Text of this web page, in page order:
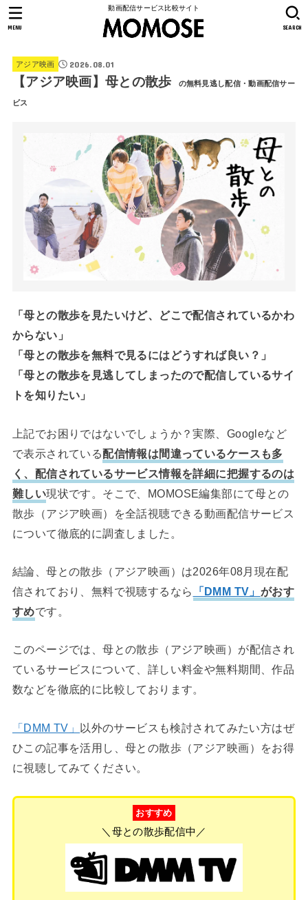
動画配信サービス比較サイト
SEARCH
MENU
アジア映画 2026.08.01
【アジア映画】母との散歩 の無料見逃し配信・動画配信サー
ビス
「母との散歩を見たいけど、どこで配信されているかわ
からない」
「母との散歩を無料で見るにはどうすれば良い？」
「母との散歩を見逃してしまったので配信しているサイ
トを知りたい」
上記でお困りではないでしょうか？実際、Googleなど
で表示されている配信情報は間違っているケースも多
く、配信されているサービス情報を詳細に把握するのは
難しい現状です。そこで、MOMOSE編集部にて母との
散歩（アジア映画）を全話視聴できる動画配信サービス
について徹底的に調査しました。
結論、母との散歩（アジア映画）は2026年08月現在配
信されており、無料で視聴するなら
「DMM TV」 がおす
すめです。
このページでは、母との散歩（アジア映画）が配信され
ているサービスについて、詳しい料金や無料期間、作品
数などを徹底的に比較しております。
「DMM TV」 以外のサービスも検討されてみたい方はぜ
ひこの記事を活用し、母との散歩（アジア映画）をお得
に視聴してみてください。
おすすめ
＼母との散歩配信中／